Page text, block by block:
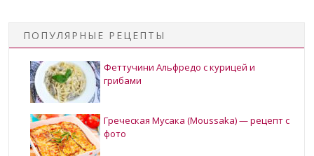
ПОПУЛЯРНЫЕ РЕЦЕПТЫ
Феттучини Альфредо с курицей и
грибами
Греческая Мусака (Moussaka) — рецепт с
фото